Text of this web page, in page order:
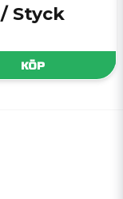
/ Styck
KÖP